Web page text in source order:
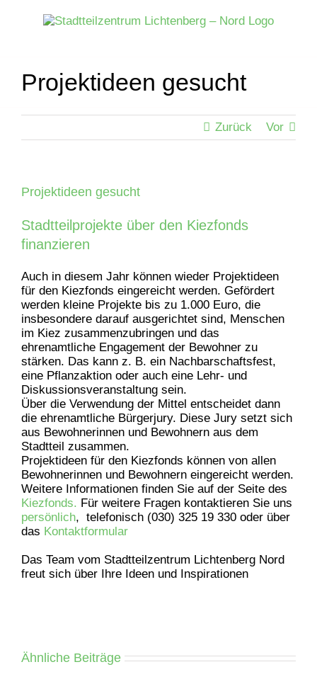
Projektideen gesucht
Zurück Vor
Projektideen gesucht
Stadtteilprojekte über den Kiezfonds
finanzieren
Auch in diesem Jahr können wieder Projektideen
für den Kiezfonds eingereicht werden. Gefördert
werden kleine Projekte bis zu 1.000 Euro, die
insbesondere darauf ausgerichtet sind, Menschen
im Kiez zusammenzubringen und das
ehrenamtliche Engagement der Bewohner zu
stärken. Das kann z. B. ein Nachbarschaftsfest,
eine Pflanzaktion oder auch eine Lehr- und
Diskussionsveranstaltung sein.
Über die Verwendung der Mittel entscheidet dann
die ehrenamtliche Bürgerjury. Diese Jury setzt sich
aus Bewohnerinnen und Bewohnern aus dem
Stadtteil zusammen.
Projektideen für den Kiezfonds können von allen
Bewohnerinnen und Bewohnern eingereicht werden.
Weitere Informationen finden Sie auf der Seite des
Kiezfonds. Für weitere Fragen kontaktieren Sie uns
persönlich, telefonisch (030) 325 19 330 oder über
das Kontaktformular
Das Team vom Stadtteilzentrum Lichtenberg Nord
freut sich über Ihre Ideen und Inspirationen
Ähnliche Beiträge